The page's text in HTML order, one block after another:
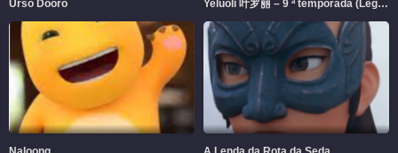
Urso Dooro Yeluoli 叶罗丽 – 9 ª temporada (Legendado)